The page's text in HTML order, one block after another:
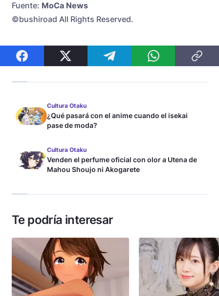
Fuente: MoCa News
©bushiroad All Rights Reserved.
Cultura Otaku
¿Qué pasará con el anime cuando el isekai
pase de moda?
Cultura Otaku
Venden el perfume oficial con olor a Utena de
Mahou Shoujo ni Akogarete
Te podría interesar